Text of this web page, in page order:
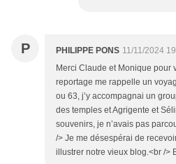
P PHILIPPE PONS 11/11/2024
Merci Claude et Monique pour
reportage me rappelle un
ou 63, j’y accompagnai un
des temples et Agrigente et
souvenirs, je n’avais pas
/> Je me désespérai de
illustrer notre vieux blog.<br />